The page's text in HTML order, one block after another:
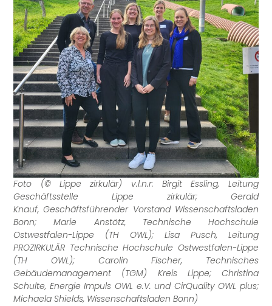
Foto (© Lippe zirkulär) v.l.n.r: Birgit Essling, Leitung
Geschäftsstelle Lippe zirkulär; Gerald
Knauf, Geschäftsführender Vorstand Wissenschaftsladen
Bonn; Marie Anstötz, Technische Hochschule
Ostwestfalen-Lippe (TH OWL); Lisa Pusch, Leitung
PROZIRKULÄR Technische Hochschule Ostwestfalen-Lippe
(TH OWL); Carolin Fischer, Technisches
Gebäudemanagement (TGM) Kreis Lippe; Christina
Schulte, Energie Impuls OWL e.V. und CirQuality OWL plus;
Michaela Shields, Wissenschaftsladen Bonn)